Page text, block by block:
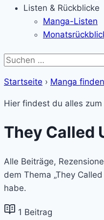
Listen & Rückblicke
Manga-Listen
Suche
Startseite › Manga finden
Hier findest du alles zum
They Called
Alle Beiträge,
dem Thema „They
habe.
1 Beitrag